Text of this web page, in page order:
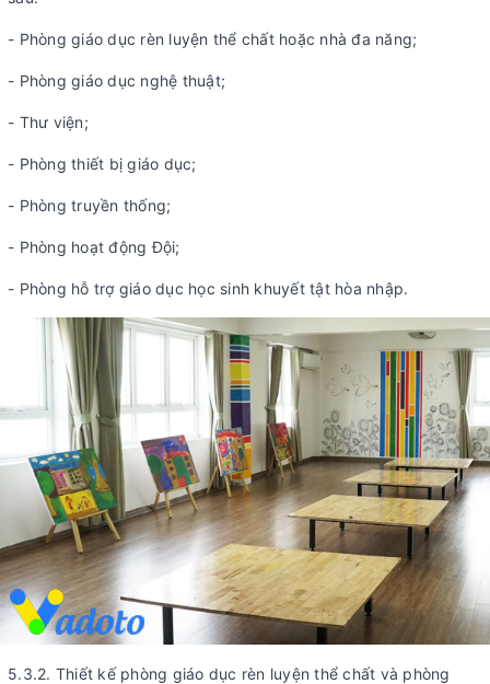
- Phòng giáo dục rèn luyện thể chất hoặc nhà đa năng;
- Phòng giáo dục nghệ thuật;
- Thư viện;
- Phòng thiết bị giáo dục;
- Phòng truyền thống;
- Phòng hoạt động Đội;
- Phòng hỗ trợ giáo dục học sinh khuyết tật hòa nhập.
5.3.2. Thiết kế phòng giáo dục rèn luyện thể chất và phòng